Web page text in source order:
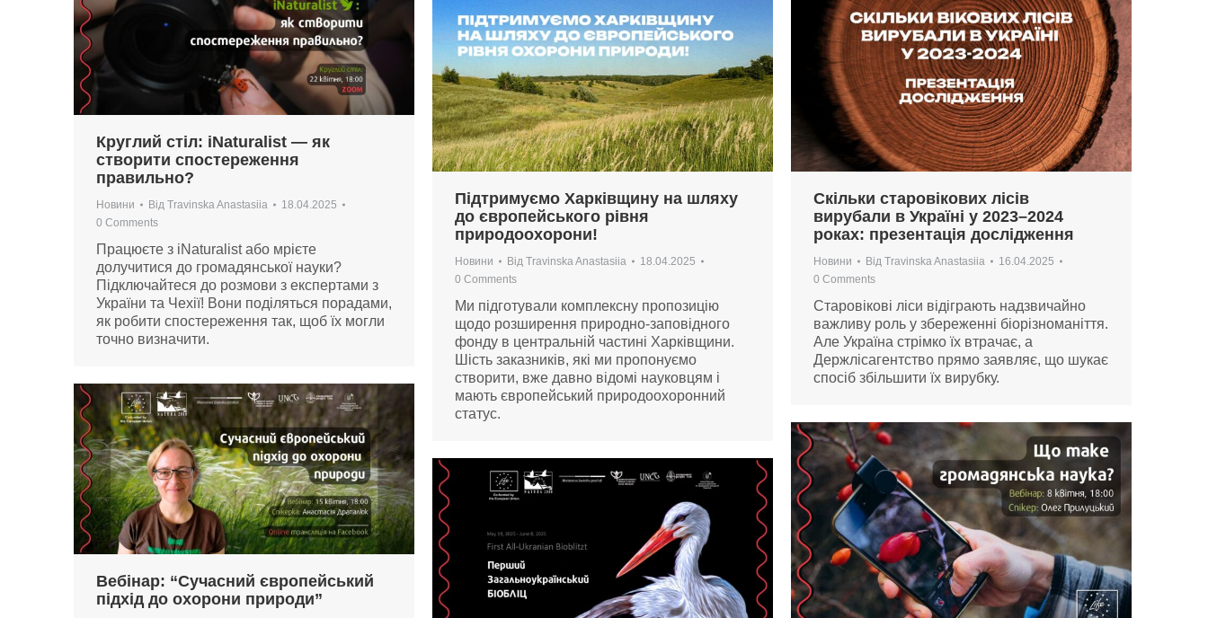
Круглий стіл: iNaturalist — як
створити спостереження
правильно?
Новини Від Travinska Anastasiia
18.04.2025
0 Comments
Працюєте з iNaturalist або мрієте
долучитися до громадянської науки?
Підключайтеся до розмови з експертами з
України та Чехії! Вони поділяться порадами,
як робити спостереження так, щоб їх могли
точно визначити.
Підтримуємо Харківщину на шляху
до європейського рівня
природоохорони!
Новини Від Travinska Anastasiia
18.04.2025
0 Comments
Ми підготували комплексну пропозицію
щодо розширення природно-заповідного
фонду в центральній частині Харківщини.
Шість заказників, які ми пропонуємо
створити, вже давно відомі науковцям і
мають європейський природоохоронний
статус.
Скільки старовікових лісів
вирубали в Україні у 2023–2024
роках: презентація дослідження
Новини Від Travinska Anastasiia
16.04.2025
0 Comments
Старовікові ліси відіграють надзвичайно
важливу роль у збереженні біорізноманіття.
Але Україна стрімко їх втрачає, а
Держлісагентство прямо заявляє, що шукає
спосіб збільшити їх вирубку.
Вебінар: “Сучасний європейський
підхід до охорони природи”